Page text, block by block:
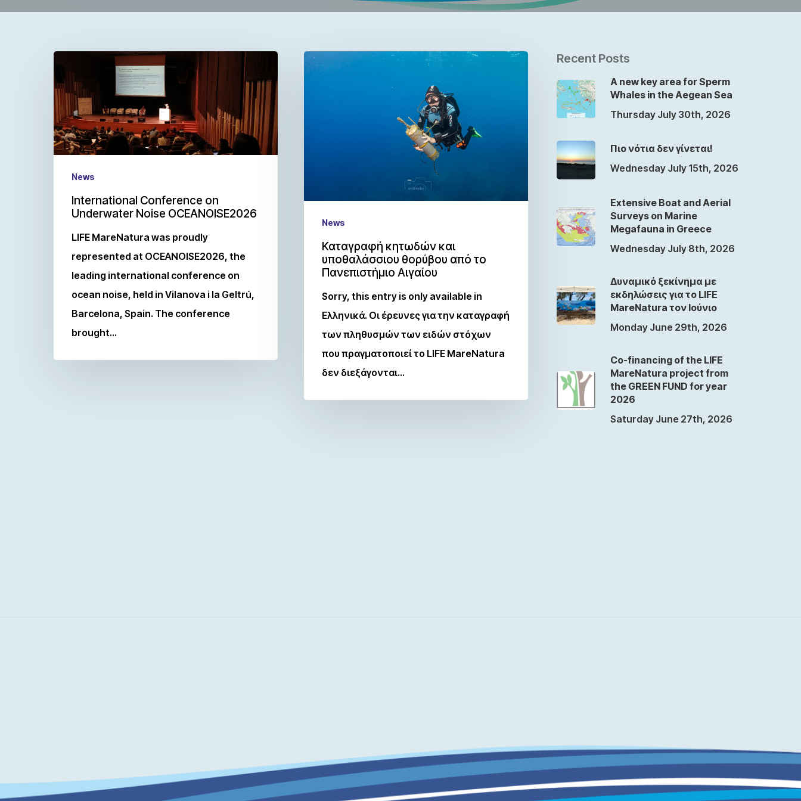
News
International Conference on
Underwater Noise OCEANOISE2026
LIFE MareNatura was proudly
represented at OCEANOISE2026, the
leading international conference on
ocean noise, held in Vilanova i la Geltrú,
Barcelona, Spain. The conference
brought…
News
Καταγραφή κητωδών και
υποθαλάσσιου θορύβου από το
Πανεπιστήμιο Αιγαίου
Sorry, this entry is only available in
Ελληνικά. Οι έρευνες για την καταγραφή
των πληθυσμών των ειδών στόχων
που πραγματοποιεί το LIFE MareNatura
δεν διεξάγονται…
Recent Posts
A new key area for Sperm
Whales in the Aegean Sea
Thursday July 30th, 2026
Πιο νότια δεν γίνεται!
Wednesday July 15th, 2026
Extensive Boat and Aerial
Surveys on Marine
Megafauna in Greece
Wednesday July 8th, 2026
Δυναμικό ξεκίνημα με
εκδηλώσεις για το LIFE
MareNatura τον Ιούνιο
Monday June 29th, 2026
Co-financing of the LIFE
MareNatura project from
the GREEN FUND for year
2026
Saturday June 27th, 2026